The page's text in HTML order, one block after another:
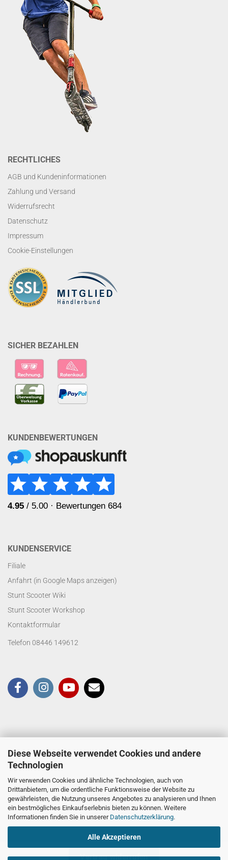
Diese Webseite verwendet Cookies und andere
Technologien
Wir verwenden Cookies und ähnliche Technologien, auch von
Drittanbietern, um die ordentliche Funktionsweise der Website zu
gewährleisten, die Nutzung unseres Angebotes zu analysieren und Ihnen
ein bestmögliches Einkaufserlebnis bieten zu können. Weitere
Informationen finden Sie in unserer Datenschutzerklärung.
Alle Akzeptieren
RECHTLICHES
AGB und Kundeninformationen
Zahlung und Versand
Widerrufsrecht
Datenschutz
Impressum
Cookie-Einstellungen
SICHER BEZAHLEN
KUNDENBEWERTUNGEN
KUNDENSERVICE
Filiale
Anfahrt (in Google Maps anzeigen)
Stunt Scooter Wiki
Stunt Scooter Workshop
Kontaktformular
Telefon 08446 149612
Vertrag widerrufen